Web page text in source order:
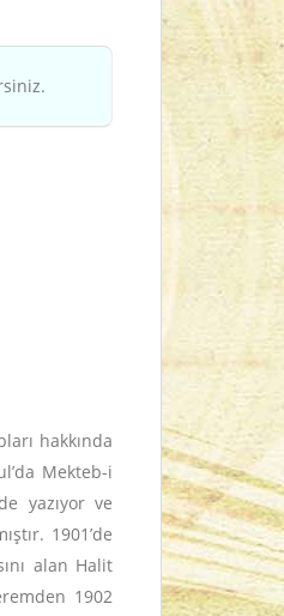
hakkında
Mekteb-i
yazıyor ve
1901’de
alan Halit
1902